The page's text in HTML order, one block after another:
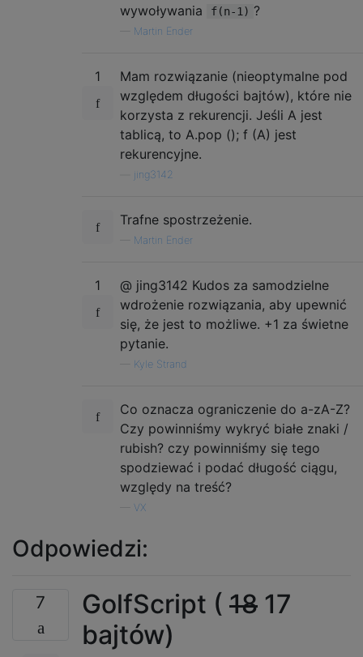
wywoływania
f(n-1) ?
Martin Ender
1
Mam rozwiązanie (nieoptymalne pod
względem długości bajtów), które nie
korzysta z rekurencji. Jeśli A jest
tablicą, to A.pop (); f (A) jest
rekurencyjne.
jing3142
Trafne spostrzeżenie.
Martin Ender
1
@ jing3142 Kudos za samodzielne
wdrożenie rozwiązania, aby upewnić
się, że jest to możliwe. +1 za świetne
pytanie.
Kyle Strand
Co oznacza ograniczenie do a-zA-Z?
Czy powinniśmy wykryć białe znaki /
rubish? czy powinniśmy się tego
spodziewać i podać długość ciągu,
względy na treść?
VX
Odpowiedzi:
7 GolfScript ( 18 17
bajtów)